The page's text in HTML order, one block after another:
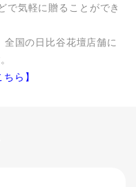
で気軽に贈ることができ
国の日比谷花壇店舗に
ちら】